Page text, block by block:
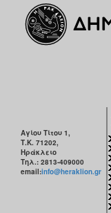
Αγίου Τίτου 1,
Τ.Κ. 71202,
Ηράκλειο
Τηλ.: 2813-409000
email:info@heraklion.gr